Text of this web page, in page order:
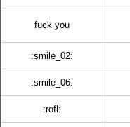
fuck you
:smile_02:
:smile_06:
:rofl: